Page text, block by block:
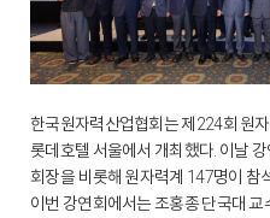
한국원자력산업협회는 제224회 원
롯데호텔 서울에서 개최했다. 이날
회장을 비롯해 원자력계 147명이 참
이번 강연회에서는 조홍종 단국대